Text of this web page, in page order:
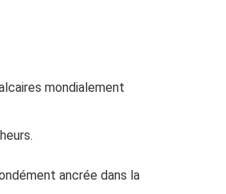
mondialement
ancrée dans la